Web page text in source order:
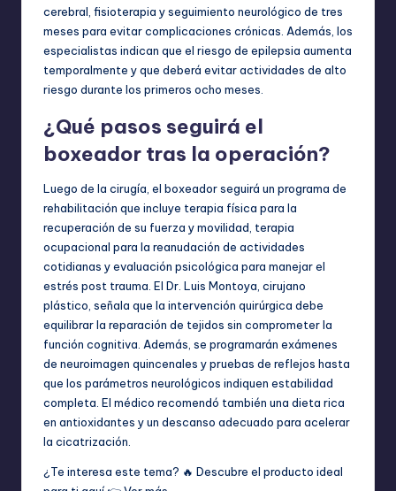
cerebral, fisioterapia y seguimiento neurológico de tres
meses para evitar complicaciones crónicas. Además, los
especialistas indican que el riesgo de epilepsia aumenta
temporalmente y que deberá evitar actividades de alto
riesgo durante los primeros ocho meses.
¿Qué pasos seguirá el
boxeador tras la operación?
Luego de la cirugía, el boxeador seguirá un programa de
rehabilitación que incluye terapia física para la
recuperación de su fuerza y movilidad, terapia
ocupacional para la reanudación de actividades
cotidianas y evaluación psicológica para manejar el
estrés post trauma. El Dr. Luis Montoya, cirujano
plástico, señala que la intervención quirúrgica debe
equilibrar la reparación de tejidos sin comprometer la
función cognitiva. Además, se programarán exámenes
de neuroimagen quincenales y pruebas de reflejos hasta
que los parámetros neurológicos indiquen estabilidad
completa. El médico recomendó también una dieta rica
en antioxidantes y un descanso adecuado para acelerar
la cicatrización.
¿Te interesa este tema? 🔥 Descubre el producto ideal